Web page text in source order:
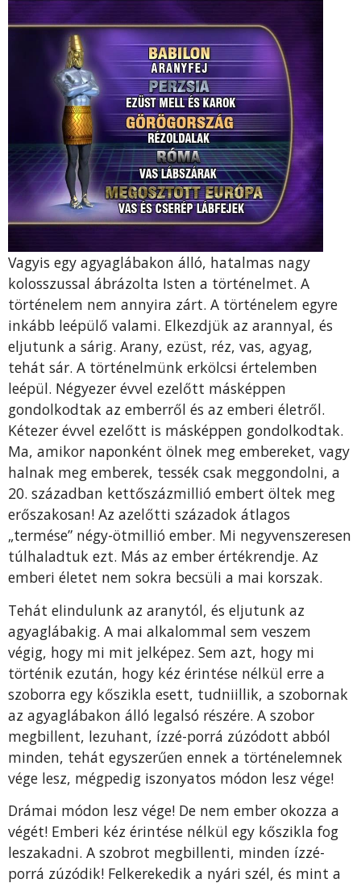
Vagyis egy agyaglábakon álló, hatalmas nagy
kolosszussal ábrázolta Isten a történelmet. A
történelem nem annyira zárt. A történelem egyre
inkább leépülő valami. Elkezdjük az arannyal, és
eljutunk a sárig. Arany, ezüst, réz, vas, agyag,
tehát sár. A történelmünk erkölcsi értelemben
leépül. Négyezer évvel ezelőtt másképpen
gondolkodtak az emberről és az emberi életről.
Kétezer évvel ezelőtt is másképpen gondolkodtak.
Ma, amikor naponként ölnek meg embereket, vagy
halnak meg emberek, tessék csak meggondolni, a
20. században kettőszázmillió embert öltek meg
erőszakosan! Az azelőtti századok átlagos
„termése” négy-ötmillió ember. Mi negyvenszeresen
túlhaladtuk ezt. Más az ember értékrendje. Az
emberi életet nem sokra becsüli a mai korszak.
Tehát elindulunk az aranytól, és eljutunk az
agyaglábakig. A mai alkalommal sem veszem
végig, hogy mi mit jelképez. Sem azt, hogy mi
történik ezután, hogy kéz érintése nélkül erre a
szoborra egy kőszikla esett, tudniillik, a szobornak
az agyaglábakon álló legalsó részére. A szobor
megbillent, lezuhant, ízzé-porrá zúzódott abból
minden, tehát egyszerűen ennek a történelemnek
vége lesz, mégpedig iszonyatos módon lesz vége!
Drámai módon lesz vége! De nem ember okozza a
végét! Emberi kéz érintése nélkül egy kőszikla fog
leszakadni. A szobrot megbillenti, minden ízzé-
porrá zúzódik! Felkerekedik a nyári szél, és mint a